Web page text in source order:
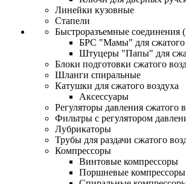
Линейки кузовные
Стапели
Быстроразъемные соединения
БРС "Мамы" для сжатого
Штуцеры "Папы" для
Блоки подготовки сжатого
Шланги спиральные
Катушки для сжатого воздуха
Аксессуары
Регуляторы давления сжатого
Фильтры с регулятором
Лубрикаторы
Трубы для раздачи сжатого
Компрессоры
Винтовые компрессоры
Поршневые компрессоры